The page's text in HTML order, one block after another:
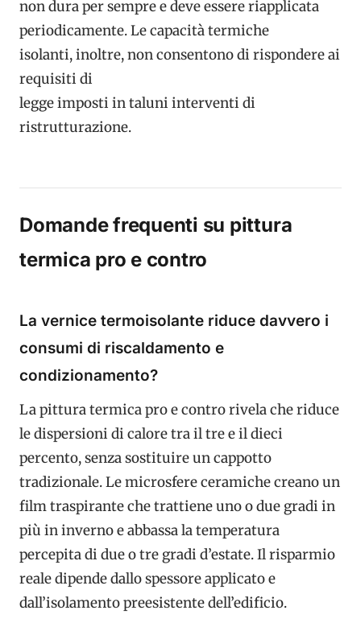
non dura per sempre e deve essere riapplicata
periodicamente. Le capacità termiche
isolanti, inoltre, non consentono di rispondere ai
requisiti di
legge imposti in taluni interventi di
ristrutturazione.
Domande frequenti su pittura
termica pro e contro
La vernice termoisolante riduce davvero i
consumi di riscaldamento e
condizionamento?
La pittura termica pro e contro rivela che riduce
le dispersioni di calore tra il tre e il dieci
percento, senza sostituire un cappotto
tradizionale. Le microsfere ceramiche creano un
film traspirante che trattiene uno o due gradi in
più in inverno e abbassa la temperatura
percepita di due o tre gradi d’estate. Il risparmio
reale dipende dallo spessore applicato e
dall’isolamento preesistente dell’edificio.